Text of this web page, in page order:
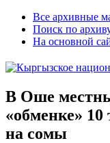
Все архивные
Поиск по
На основной
В Оше
«обменке»
на сомы